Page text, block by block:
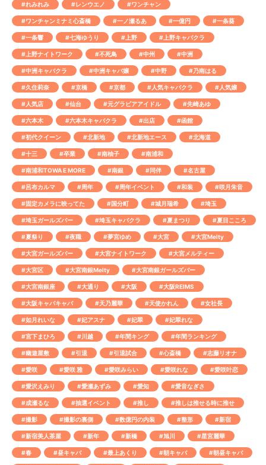
#れみれみ #レンウエノ #ワンチャン
#ワンチャンミナミ心斎橋 #一ノ瀬るあ #一億円 #一条葵
#一条響 #七海ゆうり #上野 #上野キャバクラ
#上野ナイトワーク #不死鳥 #中州 #中洲
#中洲キャバクラ #中洲キャバ嬢 #中野 #乃南はる
#久住莉奈 #京橋 #京都 #人気キャバクラ #人気嬢
#人気店 #仙台 #元グラビアアイドル #先崎あゆ
#六本木 #六本木キャバクラ #出店 #函館
#初代クイーン #北新地 #北新地エース #北海道
#十三 #卒業 #南柚子 #南浦和
#南浦和TOWA E MORE #南銀 #同伴 #名古屋
#呂布カルマ #周年 #周年イベント #和装 #咲月朱音
#固定カメラに映ってた #国分町 #城月瑞希 #埼玉
#埼玉ガールズバー #埼玉キャバクラ #夏まつり #夏目こころ
#夏祭り #夜職 #夢宮ゆめ #大宮 #大宮Melty
#大宮ガールズバー #大宮ナイトワーク #大宮メルティー
#大宮区 #大宮南銀Melty #大宮南銀ガールズバー
#大宮南銀座 #大通り #大阪 #大阪REIMS
#大阪キャバキャバ #天乃麗華 #天使かれん #女社長
#如月れいな #妃アスナ #妃翠 #妃翠れな
#宮下まひろ #川越 #年間キング #年間ランキング
#幽遊屋敷 #引退 #引退試合 #心斎橋 #志藤リオナ
#愛咲 #愛咲 雅 #愛咲みらい #愛咲れな #愛咲叶恋
#愛沢えみり #愛瀬あずみ #愛知 #愛音なぎさ
#成瀬るな #抽選イベント #推し #推しは推せる時に推せ
#撮影 #撮影の裏側 #数億円の内装 #整形 #新宿
#新宿美人茶屋 #新年 #新橋 #旭川 #星宮麗華
#春 #昼キャバ #最上あくり #朝キャバ #朝昼キャバ